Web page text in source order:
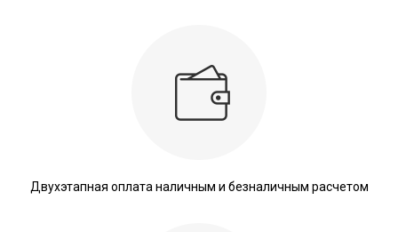
Двухэтапная оплата наличным и безналичным расчетом